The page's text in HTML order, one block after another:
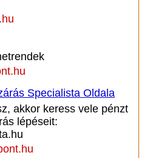
Specialista Oldala
akkor keress vele pénzt
lépéseit: